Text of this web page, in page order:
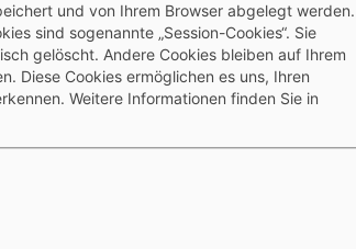
Gesundheit
Wir unterstützen
Fitness - beruflich und
und von Ihrem Browser abgelegt werden.
sind sogenannte „Session-Cookies“. Sie
gelöscht. Andere Cookies bleiben auf Ihrem
Diese Cookies ermöglichen es uns, Ihren
Weitere Informationen finden Sie in